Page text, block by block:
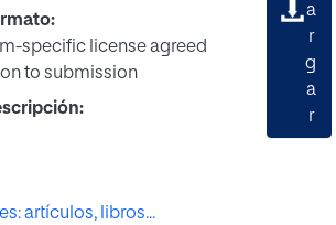
specific license agreed
to submission
a
r
g
a
r
artículos, libros...